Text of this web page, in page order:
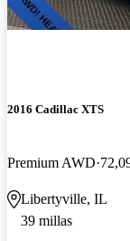
2016 Cadillac XTS
Premium AWD
Libertyville, IL
39 millas